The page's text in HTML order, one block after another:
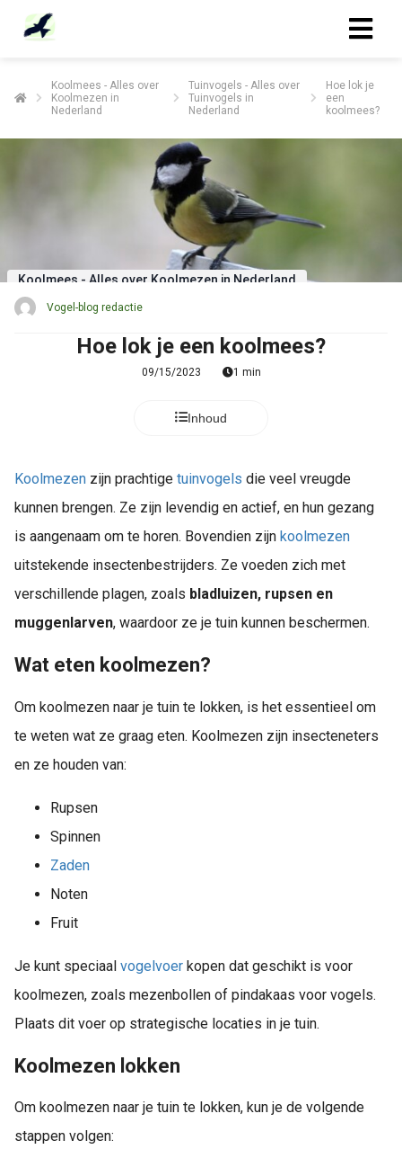
Koolmees - Alles over
Koolmezen in
Nederland
Tuinvogels - Alles over
Tuinvogels in
Nederland
Hoe lok je
een
koolmees?
Koolmees - Alles over Koolmezen in Nederland
Vogel-blog redactie
Hoe lok je een koolmees?
09/15/2023 1 min
Inhoud
Koolmezen zijn prachtige tuinvogels die veel vreugde
kunnen brengen. Ze zijn levendig en actief, en hun gezang
is aangenaam om te horen. Bovendien zijn koolmezen
uitstekende insectenbestrijders. Ze voeden zich met
verschillende plagen, zoals bladluizen, rupsen en
muggenlarven, waardoor ze je tuin kunnen beschermen.
Wat eten koolmezen?
Om koolmezen naar je tuin te lokken, is het essentieel om
te weten wat ze graag eten. Koolmezen zijn insecteneters
en ze houden van:
Rupsen
Spinnen
Zaden
Noten
Fruit
Je kunt speciaal vogelvoer kopen dat geschikt is voor
koolmezen, zoals mezenbollen of pindakaas voor vogels.
Plaats dit voer op strategische locaties in je tuin.
Koolmezen lokken
Om koolmezen naar je tuin te lokken, kun je de volgende
stappen volgen:
om
te
worden
om
over
op
te
Hierdoor
website-
van